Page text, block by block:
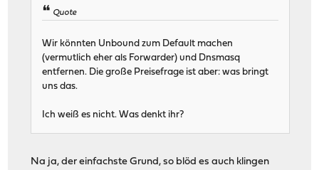
Quote
Wir könnten Unbound zum Default machen
(vermutlich eher als Forwarder) und Dnsmasq
entfernen. Die große Preisefrage ist aber: was bringt
uns das.
Ich weiß es nicht. Was denkt ihr?
Na ja, der einfachste Grund, so blöd es auch klingen